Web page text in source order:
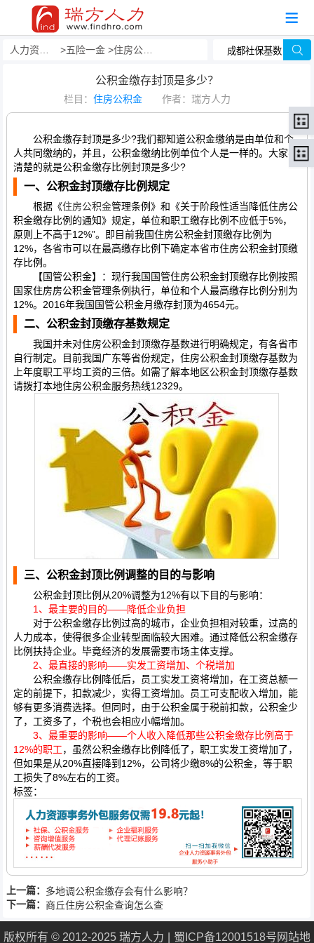
五险一金 住房公积金
公积金缴存封顶是多少？
栏目： 住房公积金 作者：瑞方人力
公积金缴存封顶是多少?我们都知道公积金缴纳是由单位和个
人共同缴纳的，并且，公积金缴纳比例单位个人是一样的。大家不
清楚的就是公积金缴存比例封顶是多少?
一、公积金封顶缴存比例规定
根据《住房公积金管理条例》和《关于阶段性适当降低住房公
积金缴存比例的通知》规定，单位和职工缴存比例不应低于5%，
原则上不高于12%”。即目前我国住房公积金封顶缴存比例为
12%，各省市可以在最高缴存比例下确定本省市住房公积金封顶缴
存比例。
【国管公积金】：现行我国国管住房公积金封顶缴存比例按照
国家住房房公积金管理条例执行，单位和个人最高缴存比例分别为
12%。2016年我国国管公积金月缴存封顶为4654元。
二、公积金封顶缴存基数规定
我国并未对住房公积金封顶缴存基数进行明确规定，有各省市
自行制定。目前我国广东等省份规定，住房公积金封顶缴存基数为
上年度职工平均工资的三倍。如需了解本地区公积金封顶缴存基数
请拨打本地住房公积金服务热线12329。
三、公积金封顶比例调整的目的与影响
公积金封顶比例从20%调整为12%有以下目的与影响：
1、最主要的目的——降低企业负担
对于公积金缴存比例过高的城市，企业负担相对较重，过高的
人力成本，使得很多企业转型面临较大困难。通过降低公积金缴存
比例扶持企业。毕竟经济的发展需要市场主体支撑。
2、最直接的影响——实发工资增加、个税增加
公积金缴存比例降低后，员工实发工资将增加，在工资总额一
定的前提下，扣款减少，实得工资增加。员工可支配收入增加，能
够有更多消费选择。但同时，由于公积金属于税前扣款，公积金少
了，工资多了，个税也会相应小幅增加。
3、最重要的影响——个人收入降低那些公积金缴存比例高于
12%的职工，虽然公积金缴存比例降低了，职工实发工资增加了，
但如果是从20%直接降到12%，公司将少缴8%的公积金，等于职
工损失了8%左右的工资。
标签：
上一篇： 多地调公积金缴存会有什么影响？
下一篇： 商丘住房公积金查询怎么查
版权所有 © 2012-2025 瑞方人力 蜀ICP备12001518号 网站地